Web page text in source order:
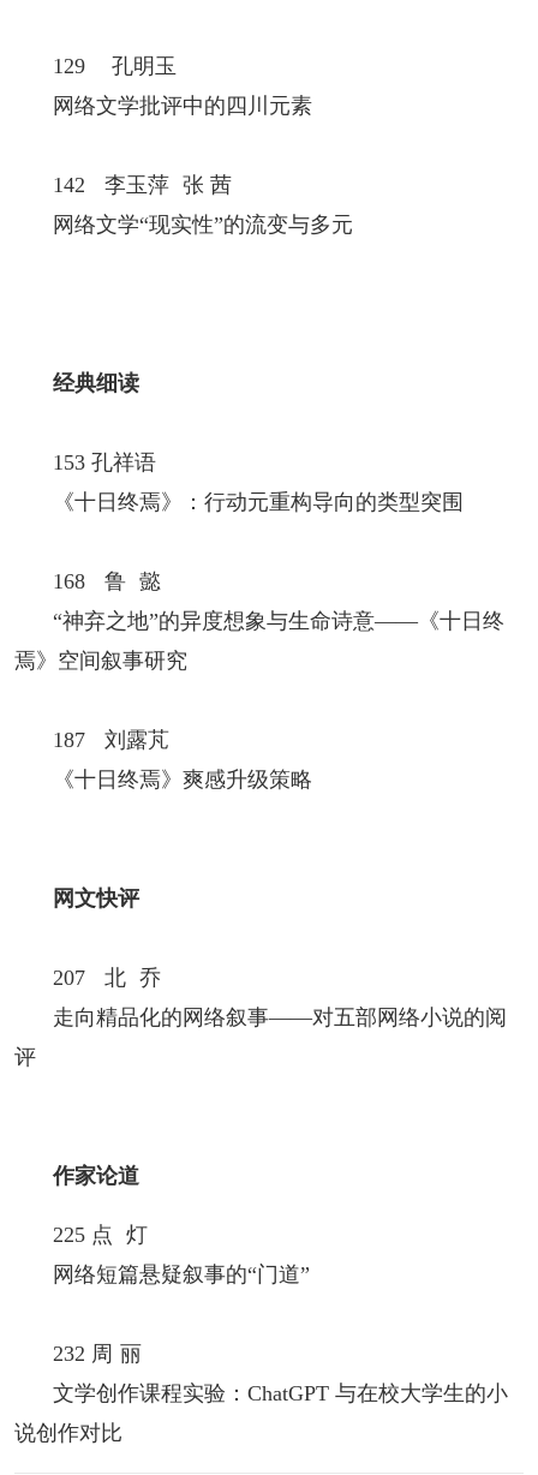
129 孔明玉
网络文学批评中的四川元素
142 李玉萍 张 茜
网络文学“现实性”的流变与多元
经典细读
153 孔祥语
《十日终焉》：行动元重构导向的类型突围
168 鲁 懿
“神弃之地”的异度想象与生命诗意——《十日终
焉》空间叙事研究
187 刘露芃
《十日终焉》爽感升级策略
网文快评
207 北 乔
走向精品化的网络叙事——对五部网络小说的阅
评
作家论道
225 点 灯
网络短篇悬疑叙事的“门道”
232 周 丽
文学创作课程实验：ChatGPT 与在校大学生的小
说创作对比